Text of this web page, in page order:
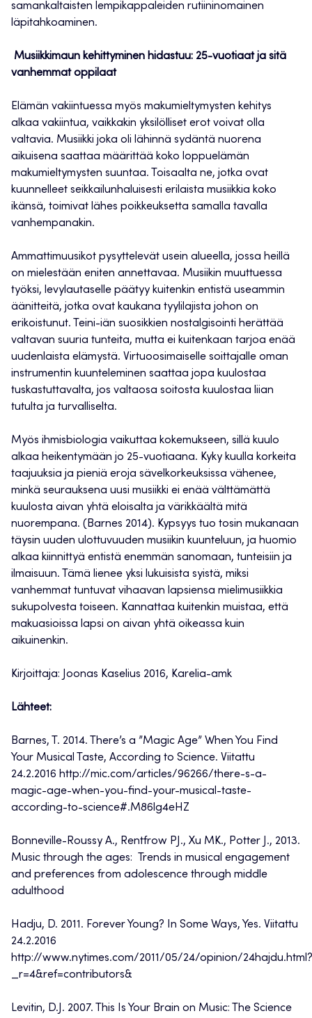
samankaltaisten lempikappaleiden rutiininomainen
läpitahkoaminen.
Musiikkimaun kehittyminen hidastuu: 25-vuotiaat ja sitä
vanhemmat oppilaat
Elämän vakiintuessa myös makumieltymysten kehitys
alkaa vakiintua, vaikkakin yksilölliset erot voivat olla
valtavia. Musiikki joka oli lähinnä sydäntä nuorena
aikuisena saattaa määrittää koko loppuelämän
makumieltymysten suuntaa. Toisaalta ne, jotka ovat
kuunnelleet seikkailunhaluisesti erilaista musiikkia koko
ikänsä, toimivat lähes poikkeuksetta samalla tavalla
vanhempanakin.
Ammattimuusikot pysyttelevät usein alueella, jossa heillä
on mielestään eniten annettavaa. Musiikin muuttuessa
työksi, levylautaselle päätyy kuitenkin entistä useammin
äänitteitä, jotka ovat kaukana tyylilajista johon on
erikoistunut. Teini-iän suosikkien nostalgisointi herättää
valtavan suuria tunteita, mutta ei kuitenkaan tarjoa enää
uudenlaista elämystä. Virtuoosimaiselle soittajalle oman
instrumentin kuunteleminen saattaa jopa kuulostaa
tuskastuttavalta, jos valtaosa soitosta kuulostaa liian
tutulta ja turvalliselta.
Myös ihmisbiologia vaikuttaa kokemukseen, sillä kuulo
alkaa heikentymään jo 25-vuotiaana. Kyky kuulla korkeita
taajuuksia ja pieniä eroja sävelkorkeuksissa vähenee,
minkä seurauksena uusi musiikki ei enää välttämättä
kuulosta aivan yhtä eloisalta ja värikkäältä mitä
nuorempana. (Barnes 2014). Kypsyys tuo tosin mukanaan
täysin uuden ulottuvuuden musiikin kuunteluun, ja huomio
alkaa kiinnittyä entistä enemmän sanomaan, tunteisiin ja
ilmaisuun. Tämä lienee yksi lukuisista syistä, miksi
vanhemmat tuntuvat vihaavan lapsiensa mielimusiikkia
sukupolvesta toiseen. Kannattaa kuitenkin muistaa, että
makuasioissa lapsi on aivan yhtä oikeassa kuin
aikuinenkin.
Kirjoittaja: Joonas Kaselius 2016, Karelia-amk
Lähteet:
Barnes, T. 2014. There’s a ”Magic Age” When You Find
Your Musical Taste, According to Science. Viitattu
24.2.2016 http://mic.com/articles/96266/there-s-a-
magic-age-when-you-find-your-musical-taste-
according-to-science#.M86lg4eHZ
Bonneville-Roussy A., Rentfrow PJ., Xu MK., Potter J., 2013.
Music through the ages: Trends in musical engagement
and preferences from adolescence through middle
adulthood
Hadju, D. 2011. Forever Young? In Some Ways, Yes. Viitattu
24.2.2016
http://www.nytimes.com/2011/05/24/opinion/24hajdu.html?
_r=4&ref=contributors&
Levitin, D.J. 2007. This Is Your Brain on Music: The Science